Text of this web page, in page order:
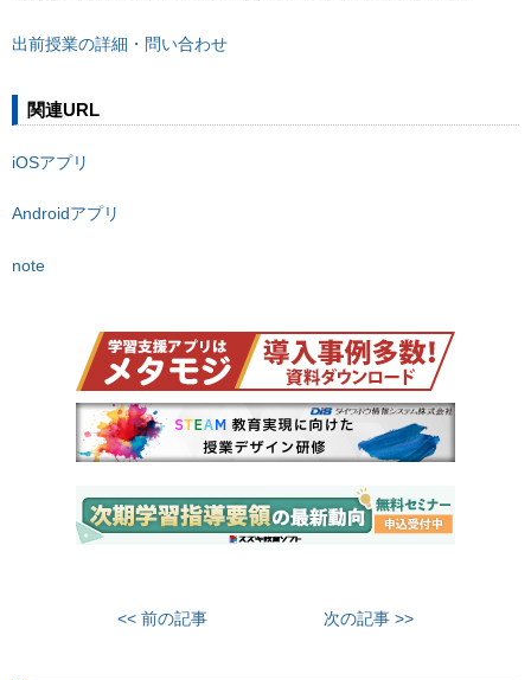
出前授業の詳細・問い合わせ
関連URL
iOSアプリ
Androidアプリ
note
<< 前の記事 次の記事 >>